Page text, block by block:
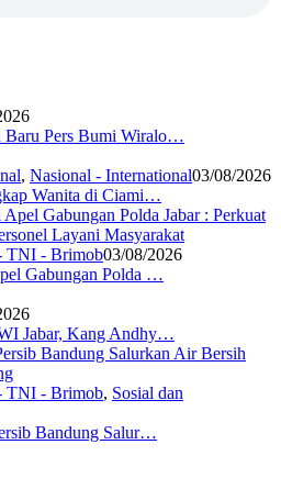
Baru Pers Bumi Wiralo…
, Nasional - International03/08/2026
Wanita di Ciami…
TNI - Brimob03/08/2026
Gabungan Polda …
Jabar, Kang Andhy…
TNI - Brimob, Sosial dan
Bandung Salur…